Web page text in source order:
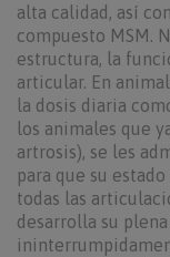
alta calidad, así
compuesto MSM.
estructura, la
articular. En
la dosis diaria
los animales que
artrosis), se les
para que su
todas las
desarrolla su